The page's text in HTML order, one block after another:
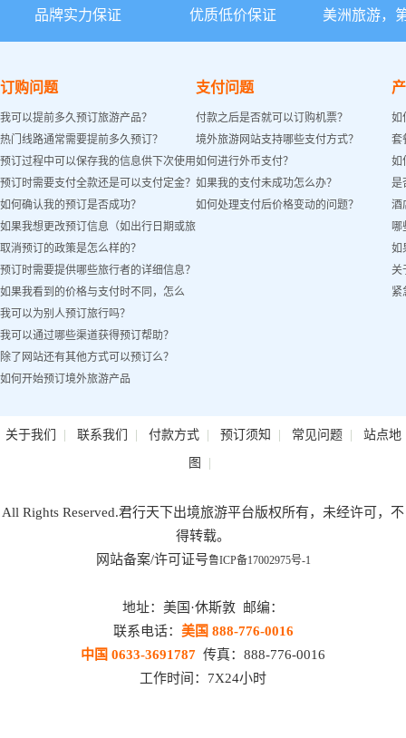
品牌实力保证 优质低价保证 美洲旅游，
订购问题
我可以提前多久预订旅游产品？
热门线路通常需要提前多久预订？
预订过程中可以保存我的信息供下次使用
吗？
预订时需要支付全款还是可以支付定金？
如何确认我的预订是否成功？
如果我想更改预订信息（如出行日期或旅
客姓名）怎么办？
取消预订的政策是怎么样的？
预订时需要提供哪些旅行者的详细信息？
如果我看到的价格与支付时不同，怎么
办？
我可以为别人预订旅行吗？
我可以通过哪些渠道获得预订帮助？
除了网站还有其他方式可以预订么？
如何开始预订境外旅游产品
支付问题
付款之后是否就可以订购机票？
境外旅游网站支持哪些支付方式？
如何进行外币支付？
如果我的支付未成功怎么办？
如何处理支付后价格变动的问题？
如
套
如
是
酒
哪
如
关
紧
关于我们 | 联系我们 | 付款方式| 预订须知 | 常见问题| 站点地
图 |
All Rights Reserved.君行天下出境旅游平台版权所有，未经许可，不
得转载。
网站备案/许可证号鲁ICP备17002975号-1
地址：美国·休斯敦 邮编：
联系电话： 美国 888-776-0016
中国 0633-3691787 传真：888-776-0016
工作时间：7X24小时